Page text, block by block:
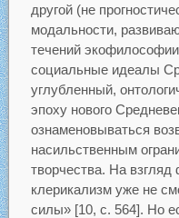
другой (не
модальности,
течений
социальные идеалы
углубленный,
эпоху нового
ознаменовываться
насильственным
творчества. На
клерикализм уже не
силы» [10, с. 564]. Но